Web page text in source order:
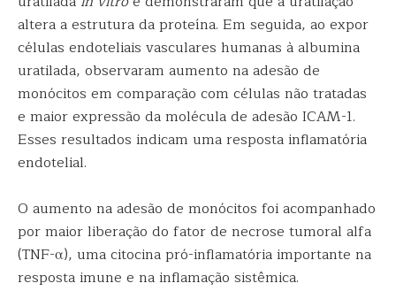
altera a estrutura da proteína. Em seguida, ao expor
células endoteliais vasculares humanas à albumina
uratilada, observaram aumento na adesão de
monócitos em comparação com células não tratadas
e maior expressão da molécula de adesão ICAM-1.
Esses resultados indicam uma resposta inflamatória
endotelial.
O aumento na adesão de monócitos foi acompanhado
por maior liberação do fator de necrose tumoral alfa
(TNF-α), uma citocina pró-inflamatória importante na
resposta imune e na inflamação sistêmica.